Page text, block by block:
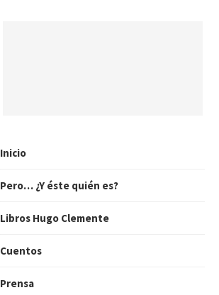
Inicio
Pero… ¿Y éste quién es?
Libros Hugo Clemente
Cuentos
Prensa